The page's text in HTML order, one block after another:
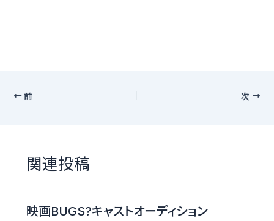
前 次
関連投稿
映画BUGS?キャストオーディション